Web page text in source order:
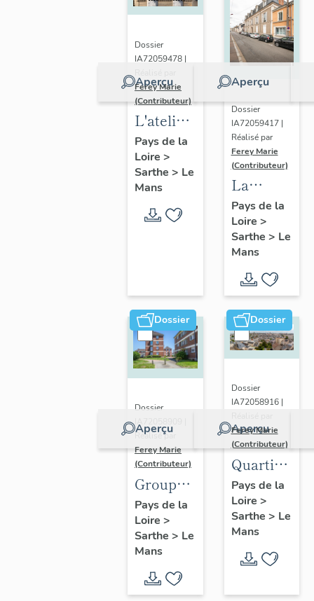
Aperçu
Dossier
IA72059478 |
Ferey Marie
(Contributeur)
L'atelier
de
sculpteur-
ornemaniste
Pays de la
Loire >
Sarthe > Le
Mans
Aperçu
Dossier
IA72059417 |
Réalisé par
Ferey Marie
(Contributeur)
La
société
Pellier et
Frères
Pays de la
Loire >
Sarthe > Le
Mans
Dossier
Aperçu
Dossier
IA72058909 |
Réalisé par
Ferey Marie
(Contributeur)
Groupe
H.L.M.
des
Maillets
Pays de la
Loire >
Sarthe > Le
Mans
Dossier
Aperçu
Dossier
IA72058916 |
Ferey Marie
(Contributeur)
Quartier
de Saint-
Pavin-
des-
Pays de la
Loire >
Sarthe > Le
Mans